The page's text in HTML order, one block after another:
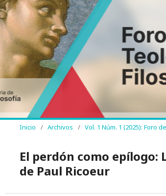
Inicio / Archivos / Vol. 1 Núm. 1 (2025): Foro
El perdón como epílogo:
de Paul Ricoeur